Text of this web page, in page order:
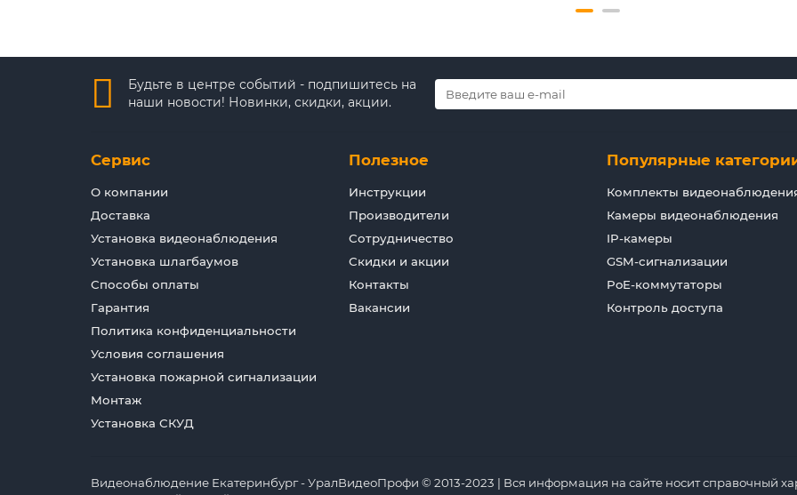
Будьте в центре событий - подпишитесь на
наши новости! Новинки, скидки, акции.
Сервис
О компании
Доставка
Установка видеонаблюдения
Установка шлагбаумов
Способы оплаты
Гарантия
Политика конфиденциальности
Условия соглашения
Установка пожарной сигнализации
Монтаж
Установка СКУД
Полезное
Инструкции
Производители
Сотрудничество
Скидки и акции
Контакты
Вакансии
Популярные
Комплекты
Камеры видеонаблюдения
IP-камеры
GSM-сигнализации
PoE-коммутаторы
Контроль доступа
Видеонаблюдение Екатеринбург - УралВидеоПрофи © 2013-2023 | Вся информация на сайте носит справочный